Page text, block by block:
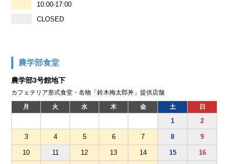
10:00-17:00
CLOSED
農学部食堂
農学部3号館地下
カフェテリア形式食堂・名物「鈴木梅太郎丼」提供店舗
月 火 水 木 金 土 日
1 2
3 4 5 6 7 8 9
10 11 12 13 14 15 16